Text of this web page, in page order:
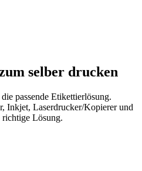
selber drucken
passende Etikettierlösung.
Inkjet, Laserdrucker/Kopierer und
Lösung.